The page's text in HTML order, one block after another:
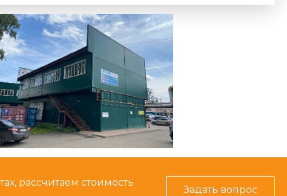
рассчитаем стоимость
Задать вопрос